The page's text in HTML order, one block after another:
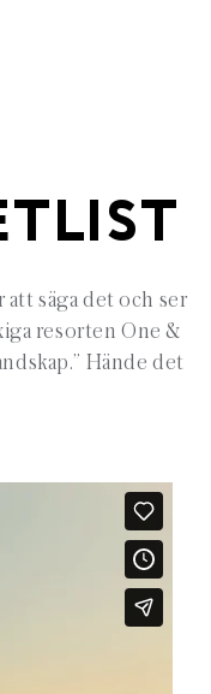
säga det och ser
resorten One &
Hände det